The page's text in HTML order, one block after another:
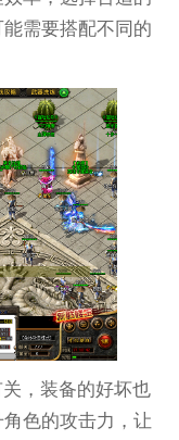
需要搭配不同的
，装备的好坏也
色的攻击力，让